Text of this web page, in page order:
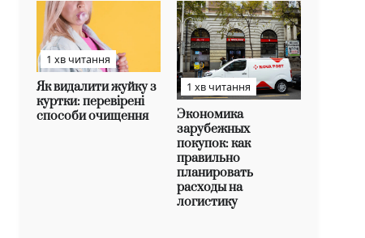
1 хв читання
Як видалити жуйку з
куртки: перевірені
способи очищення
1 хв читання
Экономика
зарубежных
покупок: как
правильно
планировать
расходы на
логистику